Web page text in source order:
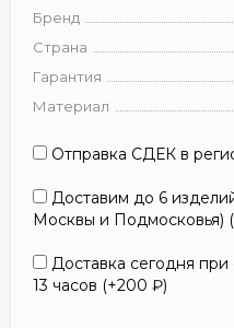
Бренд
Страна
Гарантия
Материал
Отправка СДЕК в
Доставим до 6
Москвы и Подмосковья)
Доставка сегодня
13 часов (+200 ₽)